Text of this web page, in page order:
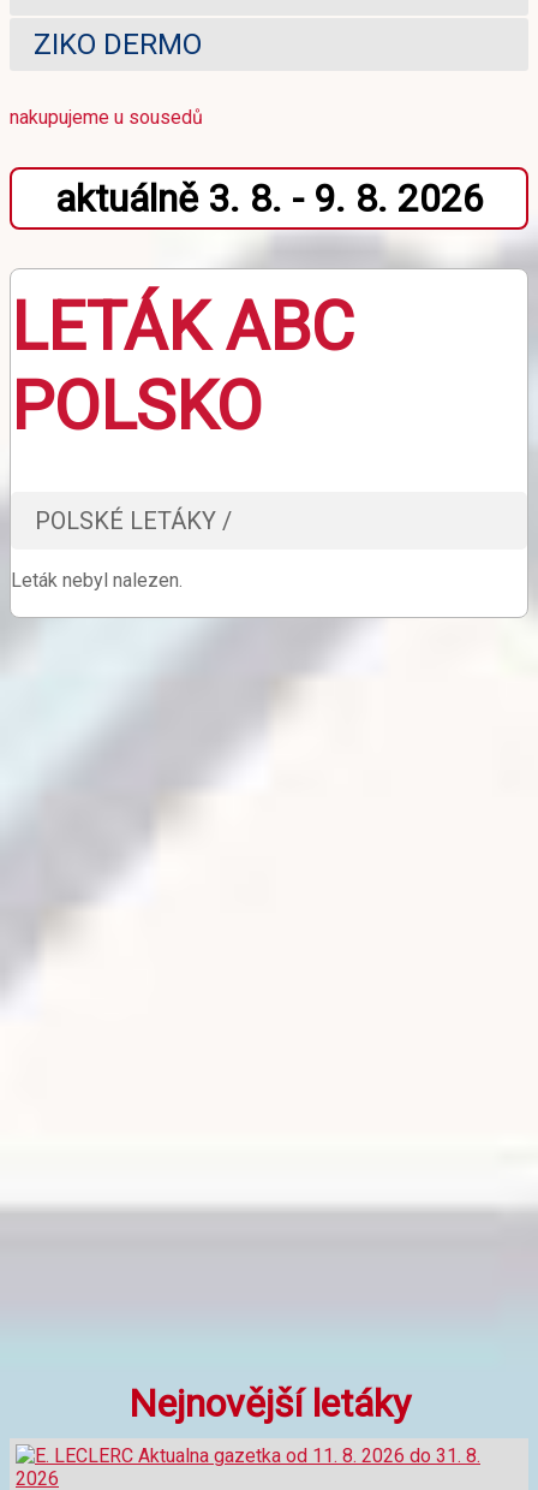
ZIKO DERMO
nakupujeme u sousedů
aktuálně 3. 8. - 9. 8. 2026
LETÁK ABC
POLSKO
POLSKÉ LETÁKY /
Leták nebyl nalezen.
Nejnovější letáky